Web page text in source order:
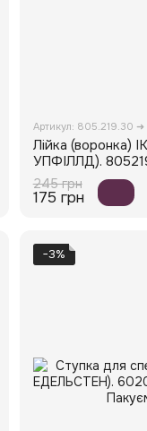
Артикул: 805.219.30
Лійка (воронка)
УПФІЛЛД).
245 грн
175 грн
−3%